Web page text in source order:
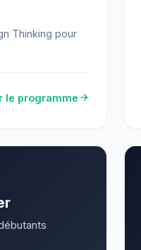
Thinking pour
le programme